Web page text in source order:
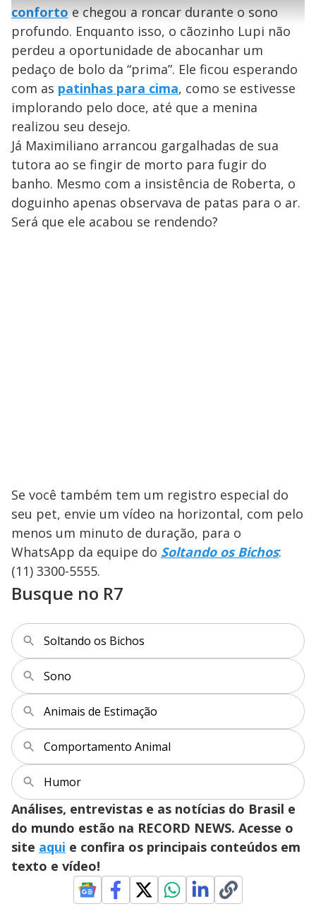
a
y
V
i
d
g
u
d
o
e
g
n
d
s
u
d
confortoe chegou a roncar durante o sono
profundo. Enquanto isso, o cãozinho Lupi não
perdeu a oportunidade de abocanhar um
pedaço de bolo da “prima”. Ele ficou esperando
com as patinhas para cima, como se estivesse
implorando pelo doce, até que a menina
realizou seu desejo.
Já Maximiliano arrancou gargalhadas de sua
tutora ao se fingir de morto para fugir do
banho. Mesmo com a insistência de Roberta, o
doguinho apenas observava de patas para o ar.
Será que ele acabou se rendendo?
Se você também tem um registro especial do
seu pet, envie um vídeo na horizontal, com pelo
menos um minuto de duração, para o
WhatsApp da equipe do Soltando os Bichos:
(11) 3300-5555.
Busque no R7
Soltando os Bichos
Sono
Animais de Estimação
Comportamento Animal
Humor
Análises, entrevistas e as notícias do Brasil e
do mundo estão na RECORD NEWS. Acesse o
site aqui e confira os principais conteúdos em
texto e vídeo!